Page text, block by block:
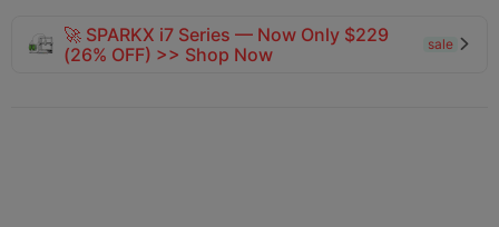
🚀 SPARKX i7 Series — Now Only $229
(26% OFF) >> Shop Now
sale 